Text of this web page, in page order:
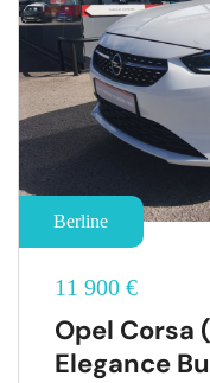
Berline
11 900 €
Opel Corsa
Elegance